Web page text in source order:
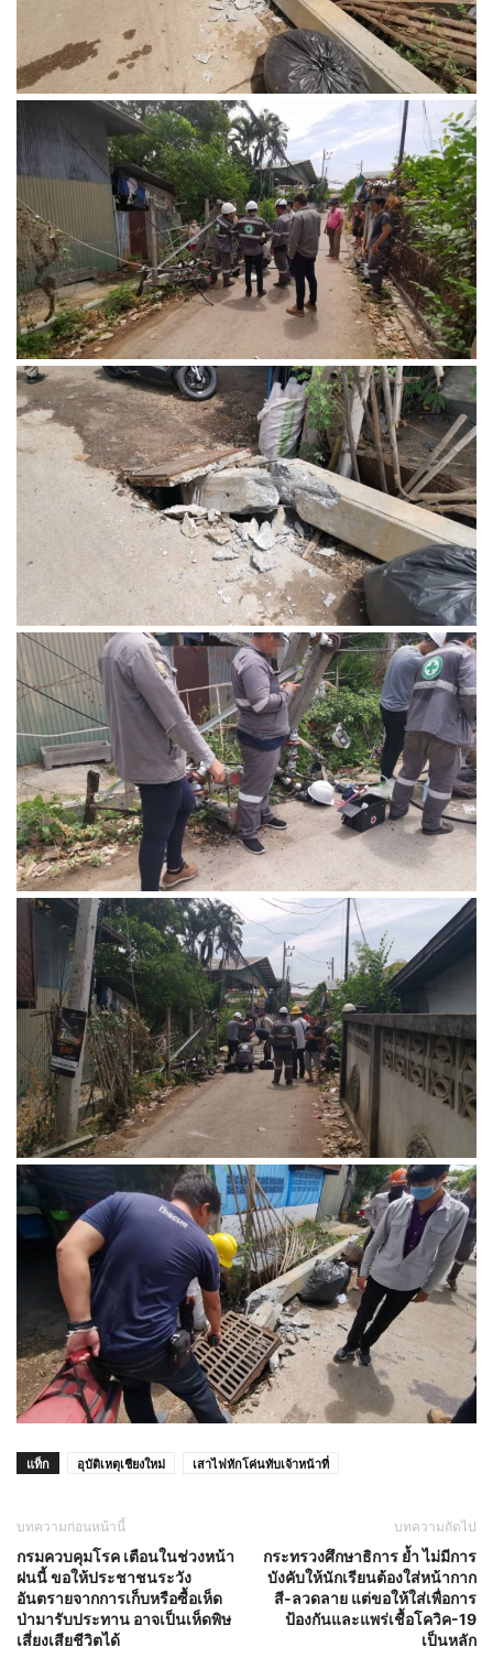
แท็ก อุบัติเหตุเชียงใหม่ เสาไฟหักโค่นทับเจ้าหน้าที่
บทความก่อนหน้านี้
กรมควบคุมโรค เตือนในช่วงหน้า
ฝนนี้ ขอให้ประชาชนระวัง
อันตรายจากการเก็บหรือซื้อเห็ด
ป่ามารับประทาน อาจเป็นเห็ดพิษ
เสี่ยงเสียชีวิตได้
บทความถัดไป
กระทรวงศึกษาธิการ ย้ำ ไม่มีการ
บังคับให้นักเรียนต้องใส่หน้ากาก
สี-ลวดลาย แต่ขอให้ใส่เพื่อการ
ป้องกันและแพร่เชื้อโควิค-19
เป็นหลัก